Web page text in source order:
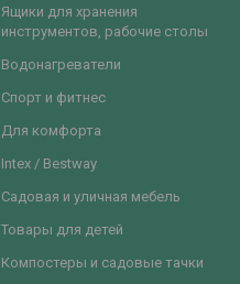
Ящики для хранения
инструментов, рабочие столы
Водонагреватели
Спорт и фитнес
Для комфорта
Intex / Bestway
Садовая и уличная мебель
Товары для детей
Компостеры и садовые тачки